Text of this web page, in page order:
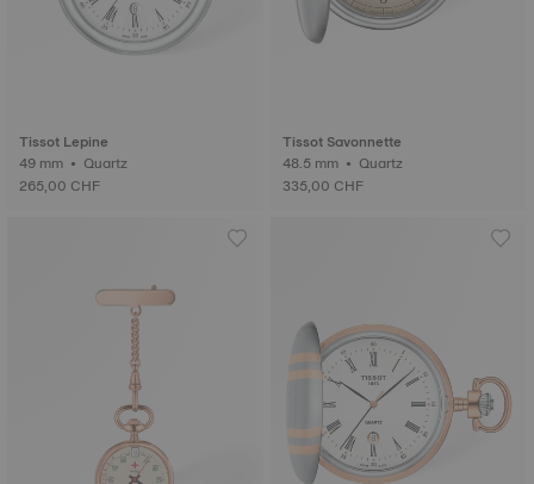
Tissot Lepine
49 mm • Quartz
265,00 CHF
Tissot Savonnette
48.5 mm • Quartz
335,00 CHF